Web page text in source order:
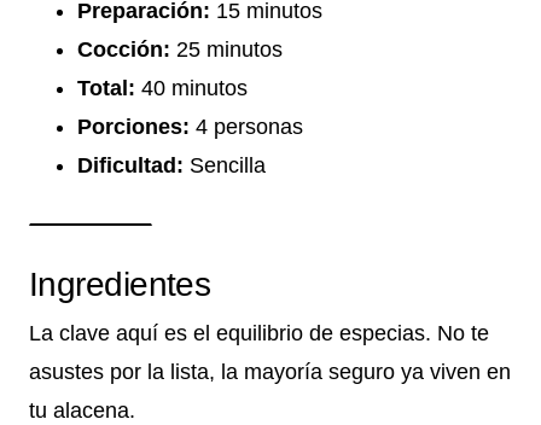
Preparación: 15 minutos
Cocción: 25 minutos
Total: 40 minutos
Porciones: 4 personas
Dificultad: Sencilla
Ingredientes
La clave aquí es el equilibrio de especias. No te
asustes por la lista, la mayoría seguro ya viven en
tu alacena.